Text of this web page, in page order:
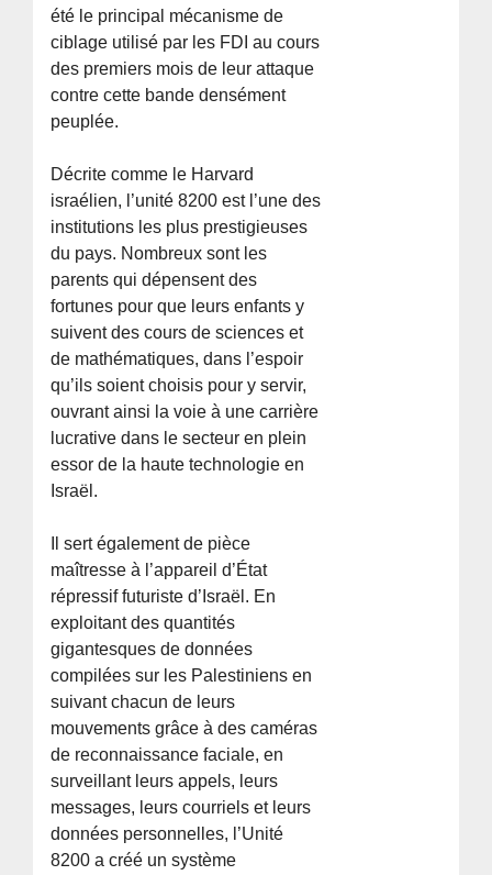
été le principal mécanisme de
ciblage utilisé par les FDI au cours
des premiers mois de leur attaque
contre cette bande densément
peuplée.
Décrite comme le Harvard
israélien, l’unité 8200 est l’une des
institutions les plus prestigieuses
du pays. Nombreux sont les
parents qui dépensent des
fortunes pour que leurs enfants y
suivent des cours de sciences et
de mathématiques, dans l’espoir
qu’ils soient choisis pour y servir,
ouvrant ainsi la voie à une carrière
lucrative dans le secteur en plein
essor de la haute technologie en
Israël.
Il sert également de pièce
maîtresse à l’appareil d’État
répressif futuriste d’Israël. En
exploitant des quantités
gigantesques de données
compilées sur les Palestiniens en
suivant chacun de leurs
mouvements grâce à des caméras
de reconnaissance faciale, en
surveillant leurs appels, leurs
messages, leurs courriels et leurs
données personnelles, l’Unité
8200 a créé un système